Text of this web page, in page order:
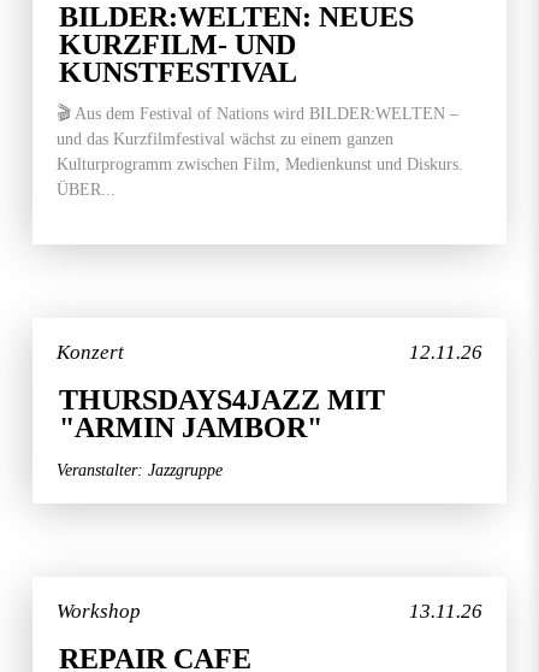
BILDER:WELTEN: NEUES
KURZFILM- UND
KUNSTFESTIVAL
🎬 Aus dem Festival of Nations wird BILDER:WELTEN –
und das Kurzfilmfestival wächst zu einem ganzen
Kulturprogramm zwischen Film, Medienkunst und Diskurs.
ÜBER...
12.11.26
Konzert
THURSDAYS4JAZZ MIT
"ARMIN JAMBOR"
Veranstalter: Jazzgruppe
13.11.26
Workshop
REPAIR CAFE